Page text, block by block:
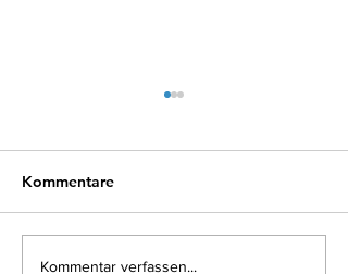
Kommentare
Kommentar verfassen...